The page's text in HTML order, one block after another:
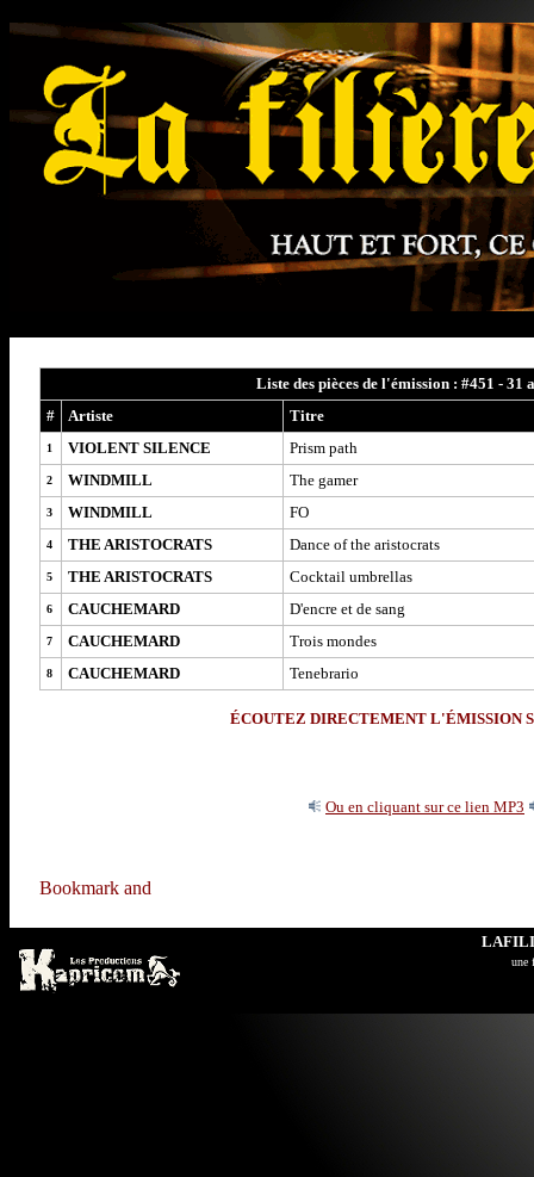
Liste des pièces de l'émission : #451 - 31
#
Artiste Titre
1 VIOLENT SILENCE Prism path
2 WINDMILL The gamer
3 WINDMILL FO
4 THE ARISTOCRATS Dance of the aristocrats
5 THE ARISTOCRATS Cocktail umbrellas
6 CAUCHEMARD D'encre et de sang
7 CAUCHEMARD Trois mondes
8 CAUCHEMARD Tenebrario
ÉCOUTEZ DIRECTEMENT L'ÉMISSION
Ou en cliquant sur ce lien MP3
une